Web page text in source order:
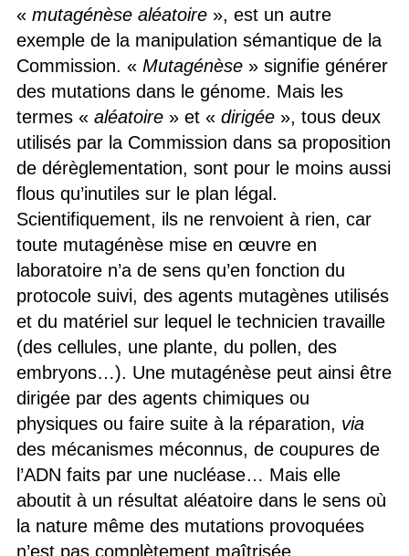
« mutagénèse aléatoire», est un autre
exemple de la manipulation sémantique de la
Commission. « Mutagénèse» signifie générer
des mutations dans le génome. Mais les
termes « aléatoire» et « dirigée», tous deux
utilisés par la Commission dans sa proposition
de dérèglementation, sont pour le moins aussi
flous qu’inutiles sur le plan légal.
Scientifiquement, ils ne renvoient à rien, car
toute mutagénèse mise en œuvre en
laboratoire n’a de sens qu’en fonction du
protocole suivi, des agents mutagènes utilisés
et du matériel sur lequel le technicien travaille
(des cellules, une plante, du pollen, des
embryons…). Une mutagénèse peut ainsi être
dirigée par des agents chimiques ou
physiques ou faire suite à la réparation, via
des mécanismes méconnus, de coupures de
l’ADN faits par une nucléase… Mais elle
aboutit à un résultat aléatoire dans le sens où
la nature même des mutations provoquées
n’est pas complètement maîtrisée,